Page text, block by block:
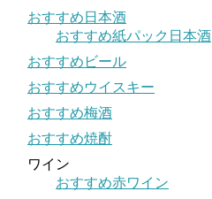
おすすめ日本酒
おすすめ紙パック日本酒
おすすめビール
おすすめウイスキー
おすすめ梅酒
おすすめ焼酎
ワイン
おすすめ赤ワイン